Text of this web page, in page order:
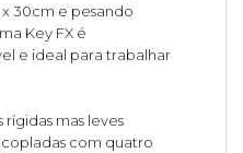
30cm e pesando
Key FX é
e ideal para trabalhar
mas leves
com quatro